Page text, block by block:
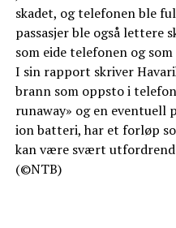
skadet, og telefonen ble
passasjer ble også lettere
som eide telefonen og
I sin rapport skriver
brann som oppsto i
runaway» og en
ion batteri, har et forløp
kan være svært
(©NTB)